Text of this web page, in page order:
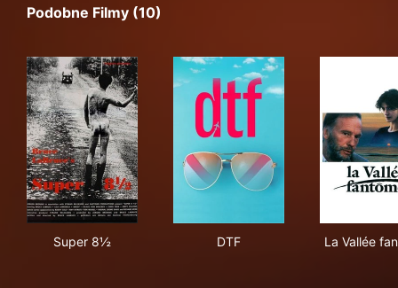
Podobne Filmy (10)
Super 8½ DTF La Vallée